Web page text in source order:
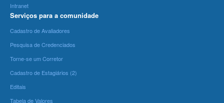
Intranet
Serviços para a comunidade
Cadastro de Avaliadores
Pesquisa de Credenciados
Torne-se um Corretor
Cadastro de Estagiários (2)
Editais
Tabela de Valores